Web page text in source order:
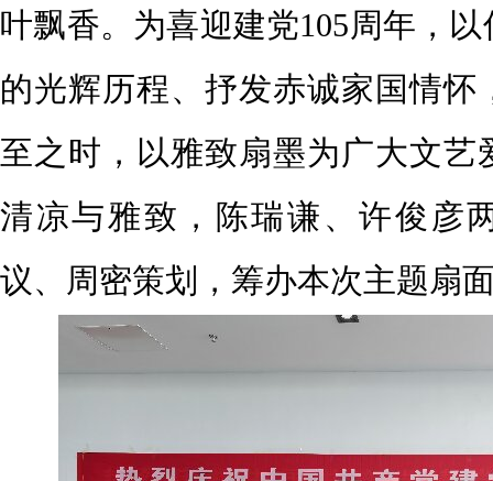
叶飘香。为喜迎建党105周年，
的光辉历程、抒发赤诚家国情怀
至之时，以雅致扇墨为广大文艺
清凉与雅致，陈瑞谦、许俊彦
议、周密策划，筹办本次主题扇